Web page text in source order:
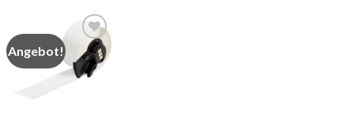
Angebot!
Auf
die